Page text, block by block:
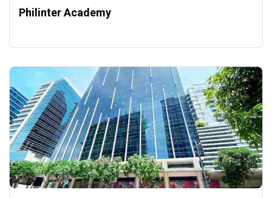
Philinter Academy